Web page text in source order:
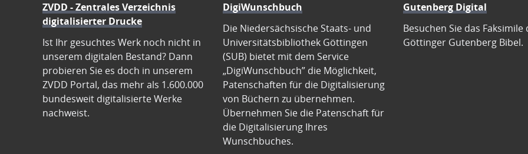
ZVDD - Zentrales Verzeichnis
digitalisierter Drucke
Ist Ihr gesuchtes Werk noch nicht in
unserem digitalen Bestand? Dann
probieren Sie es doch in unserem
ZVDD Portal, das mehr als 1.600.000
bundesweit digitalisierte Werke
nachweist.
DigiWunschbuch
Die Niedersächsische Staats- und
Universitätsbibliothek Göttingen
(SUB) bietet mit dem Service
„DigiWunschbuch” die Möglichkeit,
Patenschaften für die Digitalisierung
von Büchern zu übernehmen.
Übernehmen Sie die Patenschaft für
die Digitalisierung Ihres
Wunschbuches.
Gutenberg Digital
Besuchen Sie das Faksimile
Göttinger Gutenberg Bibel.